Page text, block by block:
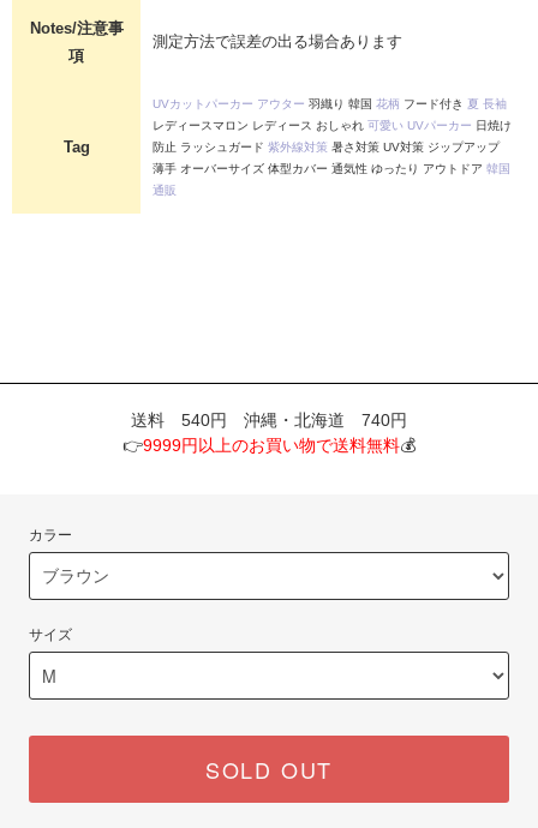
Notes/注意事
項
測定方法で誤差の出る場合あります
Tag
UVカットパーカー アウター 羽織り 韓国 花柄 フード付き 夏 長袖
レディースマロン レディース おしゃれ 可愛い UVパーカー 日焼け
防止 ラッシュガード 紫外線対策 暑さ対策 UV対策 ジップアップ
薄手 オーバーサイズ 体型カバー 通気性 ゆったり アウトドア 韓国
通販
送料 540円 沖縄・北海道 740円
👉9999円以上のお買い物で送料無料💰
カラー
サイズ
SOLD OUT